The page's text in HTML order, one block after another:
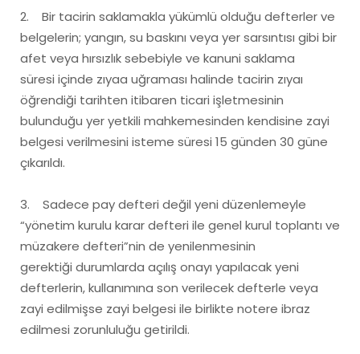
2. Bir tacirin saklamakla yükümlü olduğu defterler ve
belgelerin; yangın, su baskını veya yer sarsıntısı gibi bir
afet veya hırsızlık sebebiyle ve kanuni saklama
süresi içinde zıyaa uğraması halinde tacirin zıyaı
öğrendiği tarihten itibaren ticari işletmesinin
bulunduğu yer yetkili mahkemesinden kendisine zayi
belgesi verilmesini isteme süresi 15 günden 30 güne
çıkarıldı.
3. Sadece pay defteri değil yeni düzenlemeyle
“yönetim kurulu karar defteri ile genel kurul toplantı ve
müzakere defteri”nin de yenilenmesinin
gerektiği durumlarda açılış onayı yapılacak yeni
defterlerin, kullanımına son verilecek defterle veya
zayi edilmişse zayi belgesi ile birlikte notere ibraz
edilmesi zorunluluğu getirildi.